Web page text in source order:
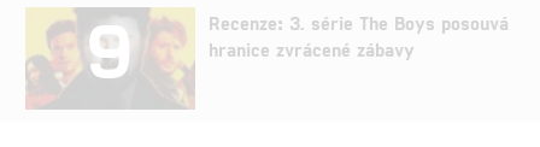
9
Recenze: 3. série The Boys posouvá
hranice zvrácené zábavy